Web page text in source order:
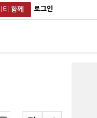
티 함께 로그인